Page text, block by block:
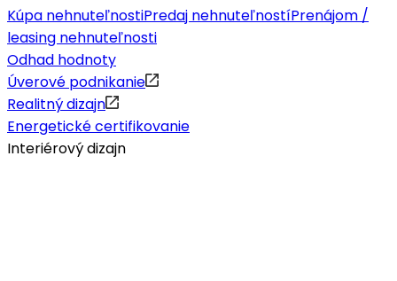
Kúpa nehnuteľnostiPredaj nehnuteľnostíPrenájom /
leasing nehnuteľnosti
Odhad hodnoty
Úverové podnikanie
Realitný dizajn
Energetické certifikovanie
Interiérový dizajn